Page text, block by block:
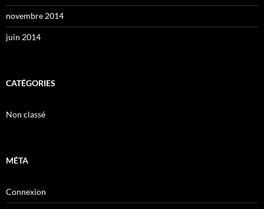
novembre 2014
juin 2014
CATÉGORIES
Non classé
MÉTA
Connexion